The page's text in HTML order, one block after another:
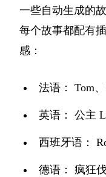
一些自动生成的
每个故事都配有
感：
法语： Tom
英语： 公主
西班牙语：
德语： 疯狂